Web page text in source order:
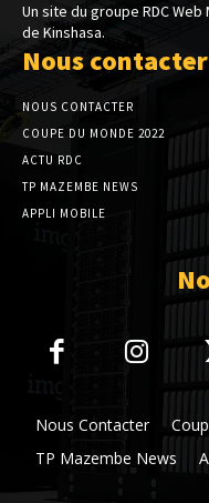
Un site du groupe RDC
de Kinshasa.
Nous contacter
NOUS CONTACTER
COUPE DU MONDE 2022
ACTU RDC
TP MAZEMBE NEWS
APPLI MOBILE
Nous Contacter
TP Mazembe News